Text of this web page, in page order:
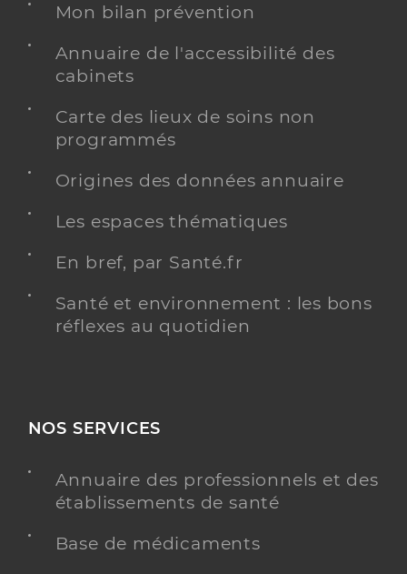
Mon bilan prévention
Annuaire de l'accessibilité des
cabinets
Carte des lieux de soins non
programmés
Origines des données annuaire
Les espaces thématiques
En bref, par Santé.fr
Santé et environnement : les bons
réflexes au quotidien
NOS SERVICES
Annuaire des professionnels et des
établissements de santé
Base de médicaments